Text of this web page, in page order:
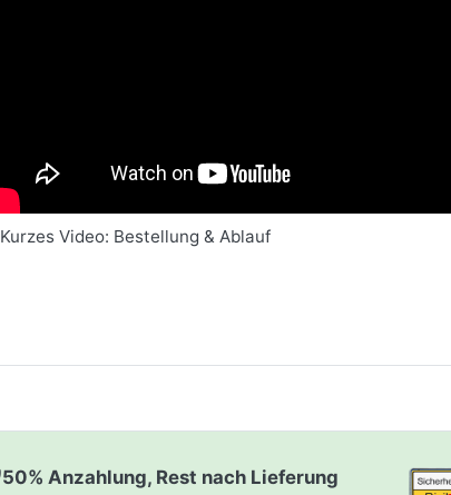
Kurzes Video: Bestellung & Ablauf
50% Anzahlung, Rest nach Lieferung